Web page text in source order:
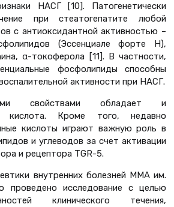
НАСГ [10]. Патогенетически
при стеатогепатите любой
с антиоксидантной активностью –
(Эссенциале форте Н),
α-токоферола [11]. В частности,
фосфолипиды способны
активности при НАСГ.
свойствами обладает и
кислота. Кроме того, недавно
кислоты играют важную роль в
и углеводов за счет активации
и рецептора TGR-5.
внутренних болезней ММА им.
проведено исследование с целью
клинического течения,